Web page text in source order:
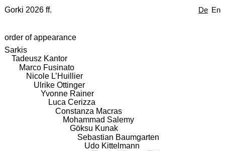
De En
Gorki 2026 ff.
order of appearance
Sarkis
Tadeusz Kantor
Marco Fusinato
Nicole L’Huillier
Ulrike Ottinger
Yvonne Rainer
Luca Cerizza
Constanza Macras
Mohammad Salemy
Göksu Kunak
Sebastian Baumgarten
Udo Kittelmann